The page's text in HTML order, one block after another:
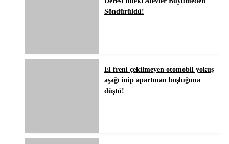
Söndürüldü!
El freni çekilmeyen otomobil yokuş
aşağı inip apartman boşluğuna
düştü!